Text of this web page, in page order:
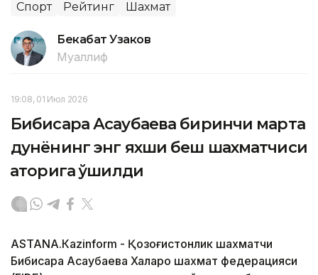
Спорт Рейтинг Шахмат
Бекабат Узаков
Муаллиф
19:08, 01 Июл 2026
Бибисара Асаубаева биринчи марта
дунёнинг энг яхши беш шахматчиси
қаторига қўшилди
АSTANА.Кazinform - Қозоғистонлик шахматчи
Бибисара Асаубаева Халқаро шахмат федерацияси